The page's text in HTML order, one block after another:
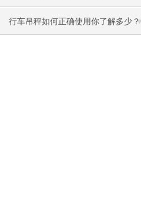
行车吊秤如何正确使用你了解多少？